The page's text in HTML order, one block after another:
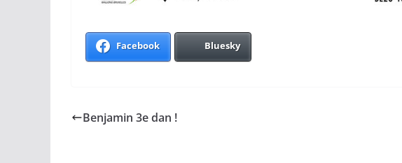
Facebook Bluesky
Benjamin 3e dan !